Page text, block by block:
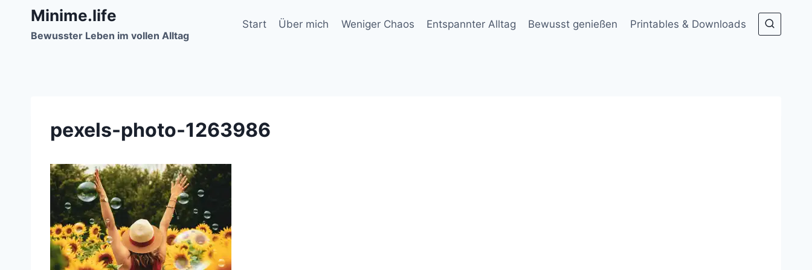
springen
Minime.life
Bewusster Leben im vollen Alltag
Start Über mich Weniger Chaos Entspannter Alltag Bewusst genießen Printables & Downloads
pexels-photo-1263986